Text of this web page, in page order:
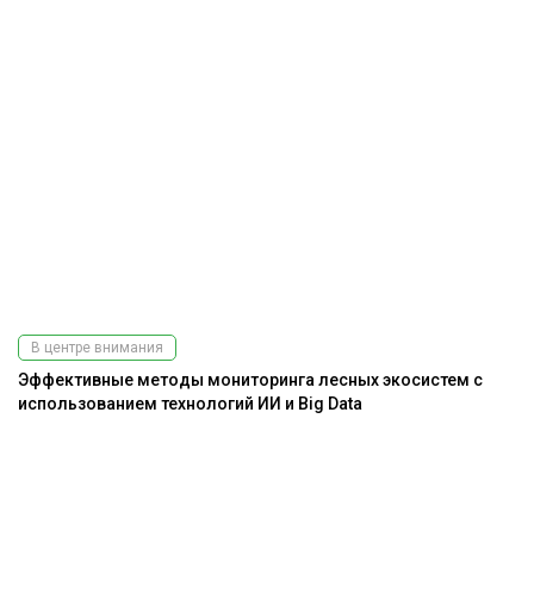
В центре внимания
Эффективные методы мониторинга лесных экосистем с
использованием технологий ИИ и Big Data